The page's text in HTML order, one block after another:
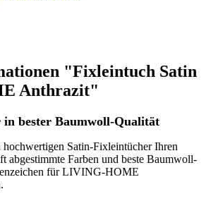
"Fixleintuch Satin
Anthrazit"
bester Baumwoll-Qualität
hochwertigen Satin-Fixleintücher Ihren
abgestimmte Farben und beste Baumwoll-
für LIVING-HOME